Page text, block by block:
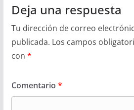
Deja una respuesta
Tu dirección de correo
publicada. Los campos
con *
Comentario *